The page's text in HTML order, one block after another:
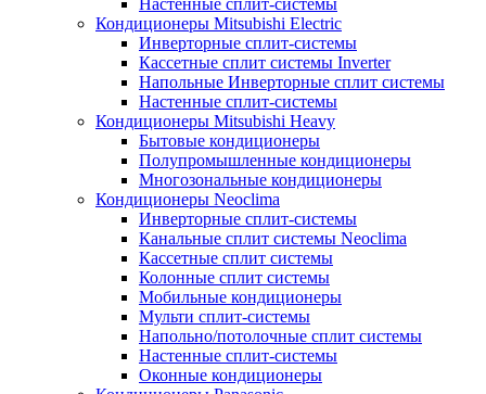
Кондиционеры Mitsubishi Electric
Инверторные сплит-системы
Кассетные сплит системы Inverter
Напольные Инверторные сплит системы
Настенные сплит-системы
Кондиционеры Mitsubishi Heavy
Бытовые кондиционеры
Полупромышленные кондиционеры
Многозональные кондиционеры
Кондиционеры Neoclima
Инверторные сплит-системы
Канальные сплит системы Neoclima
Кассетные сплит системы
Колонные сплит системы
Мобильные кондиционеры
Мульти сплит-системы
Напольно/потолочные сплит системы
Настенные сплит-системы
Оконные кондиционеры